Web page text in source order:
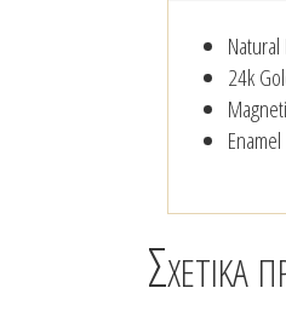
24k
Enamel
Σχετικά